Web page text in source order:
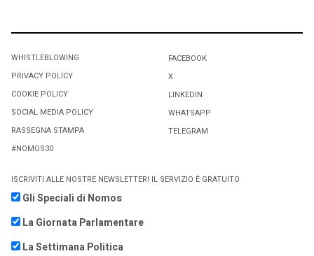
WHISTLEBLOWING
PRIVACY POLICY
COOKIE POLICY
SOCIAL MEDIA POLICY
RASSEGNA STAMPA
#NOMOS30
FACEBOOK
X
LINKEDIN
WHATSAPP
TELEGRAM
ISCRIVITI ALLE NOSTRE NEWSLETTER! IL SERVIZIO È GRATUITO
Gli Speciali di Nomos
La Giornata Parlamentare
La Settimana Politica